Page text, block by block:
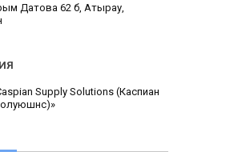
Датова 62 б, Атырау,
Supply Solutions (Каспиан